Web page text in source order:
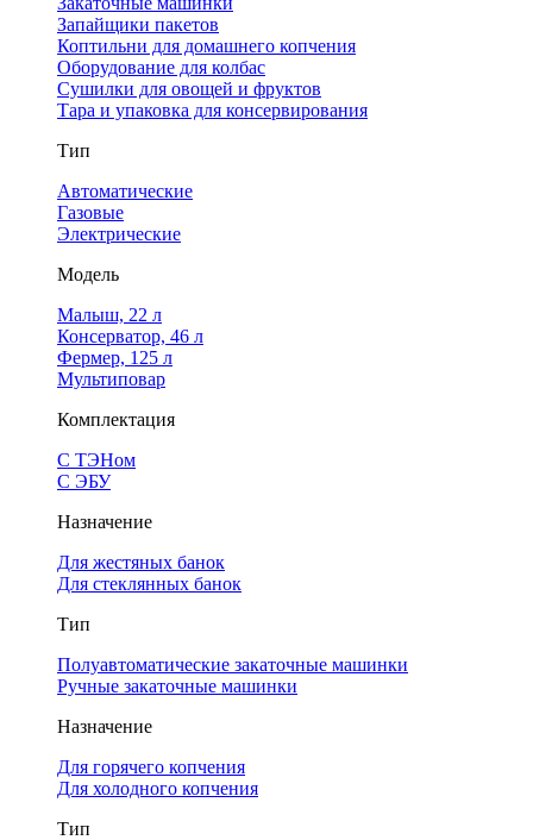
Запайщики пакетов
Коптильни для домашнего копчения
Оборудование для колбас
Сушилки для овощей и фруктов
Тара и упаковка для консервирования
Тип
Автоматические
Газовые
Электрические
Модель
Малыш, 22 л
Консерватор, 46 л
Фермер, 125 л
Мультиповар
Комплектация
С ТЭНом
С ЭБУ
Назначение
Для жестяных банок
Для стеклянных банок
Тип
Полуавтоматические закаточные машинки
Ручные закаточные машинки
Назначение
Для горячего копчения
Для холодного копчения
Тип